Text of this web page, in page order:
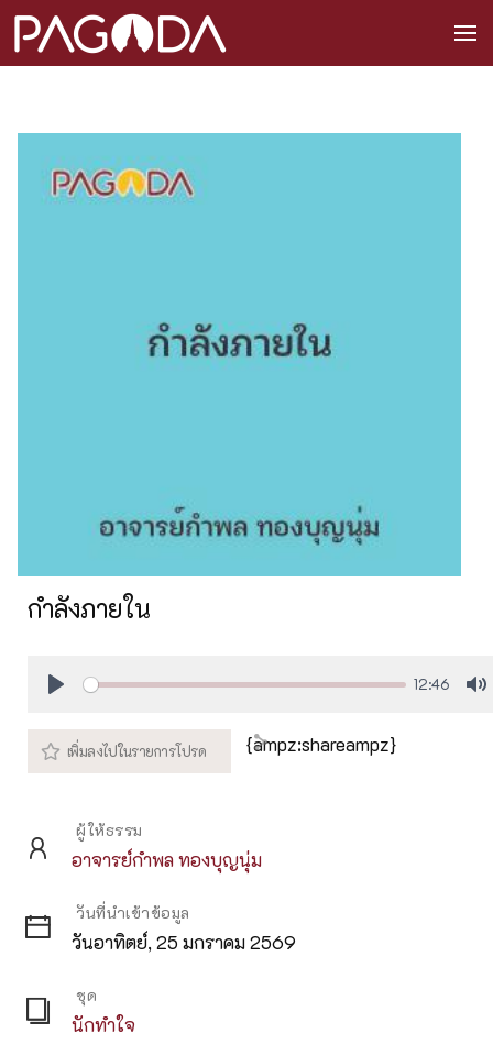
กำลังภายใน
12:46
{ampz:shareampz}
ผู้ให้ธรรม
อาจารย์กำพล ทองบุญนุ่ม
วันที่นำเข้าข้อมูล
วันอาทิตย์, 25 มกราคม 2569
ชุด
นักทำใจ